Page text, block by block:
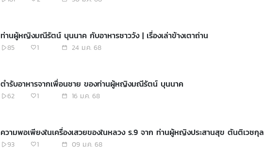
ท่านผู้หญิงมณีรัตน์ บุนนาค กับอาหารชาววัง | เรื่องเล่าข้างเตาถ่าน
85 1 24 ม.ค. 68
ตำรับอาหารจากเพื่อนชาย ของท่านผู้หญิงมณีรัตน์ บุนนาค
62 1 16 ม.ค. 68
ความพอเพียงในเครื่องเสวยของในหลวง ร.9 จาก ท่านผู้หญิงประสานสุข ตันติเวชกุล
93 1 09 ม.ค. 68